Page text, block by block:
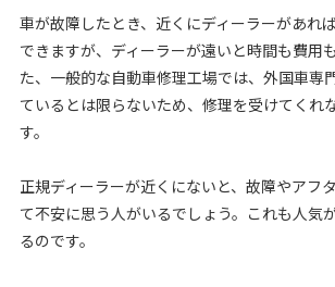
車が故障したとき、近くにディーラーがあれ
できますが、ディーラーが遠いと時間も費用
た、一般的な自動車修理工場では、外国車専
ているとは限らないため、修理を受けてくれ
す。
正規ディーラーが近くにないと、故障やアフ
て不安に思う人がいるでしょう。これも人気
るのです。